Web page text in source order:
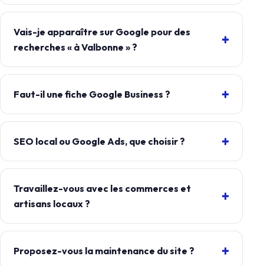
Vais-je apparaître sur Google pour des
recherches « à Valbonne » ?
Faut-il une fiche Google Business ?
SEO local ou Google Ads, que choisir ?
Travaillez-vous avec les commerces et
artisans locaux ?
Proposez-vous la maintenance du site ?